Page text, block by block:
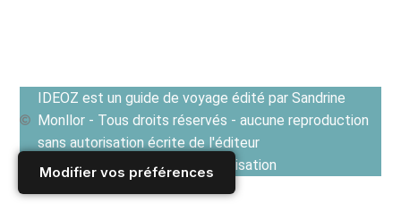
Modifier vos préférences
IDEOZ est un guide de voyage édité par Sandrine
Monllor - Tous droits réservés - aucune reproduction
sans autorisation écrite de l'éditeur
Voir les Conditions générales d'utilisation